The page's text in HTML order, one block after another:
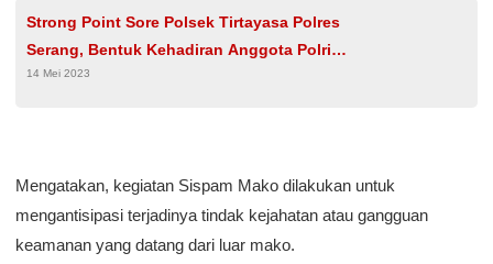
Strong Point Sore Polsek Tirtayasa Polres
Serang, Bentuk Kehadiran Anggota Polri
Ditengah Masyarakat
14 Mei 2023
Mengatakan, kegiatan Sispam Mako dilakukan untuk
mengantisipasi terjadinya tindak kejahatan atau gangguan
keamanan yang datang dari luar mako.